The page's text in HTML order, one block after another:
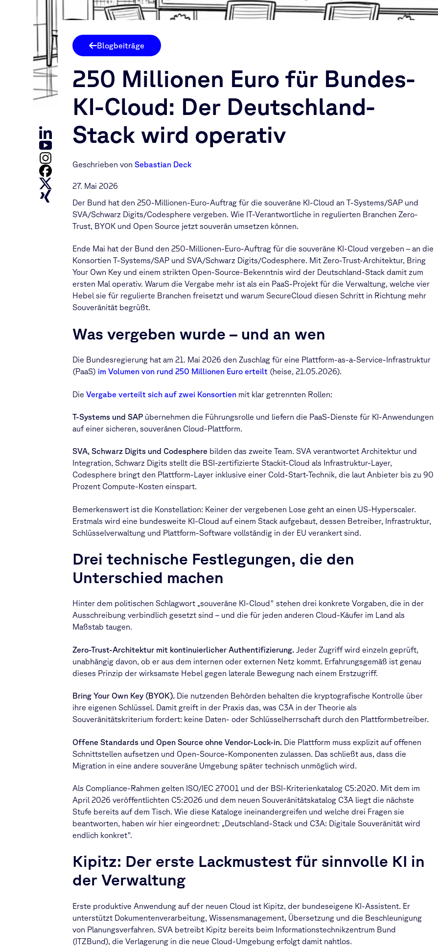
Blogbeiträge
250 Millionen Euro für Bundes-
KI-Cloud: Der Deutschland-
Stack wird operativ
Geschrieben von Sebastian Deck
27. Mai 2026
Der Bund hat den 250-Millionen-Euro-Auftrag für die souveräne KI-Cloud an T-Systems/SAP und
SVA/Schwarz Digits/Codesphere vergeben. Wie IT-Verantwortliche in regulierten Branchen Zero-
Trust, BYOK und Open Source jetzt souverän umsetzen können.
Ende Mai hat der Bund den 250-Millionen-Euro-Auftrag für die souveräne KI-Cloud vergeben – an die
Konsortien T-Systems/SAP und SVA/Schwarz Digits/Codesphere. Mit Zero-Trust-Architektur, Bring
Your Own Key und einem strikten Open-Source-Bekenntnis wird der Deutschland-Stack damit zum
ersten Mal operativ. Warum die Vergabe mehr ist als ein PaaS-Projekt für die Verwaltung, welche vier
Hebel sie für regulierte Branchen freisetzt und warum SecureCloud diesen Schritt in Richtung mehr
Souveränität begrüßt.
Was vergeben wurde – und an wen
Die Bundesregierung hat am 21. Mai 2026 den Zuschlag für eine Plattform-as-a-Service-Infrastruktur
(PaaS) im Volumen von rund 250 Millionen Euro erteilt (heise, 21.05.2026).
Die Vergabe verteilt sich auf zwei Konsortien mit klar getrennten Rollen:
T-Systems und SAP übernehmen die Führungsrolle und liefern die PaaS-Dienste für KI-Anwendungen
auf einer sicheren, souveränen Cloud-Plattform.
SVA, Schwarz Digits und Codesphere bilden das zweite Team. SVA verantwortet Architektur und
Integration, Schwarz Digits stellt die BSI-zertifizierte Stackit-Cloud als Infrastruktur-Layer,
Codesphere bringt den Plattform-Layer inklusive einer Cold-Start-Technik, die laut Anbieter bis zu 90
Prozent Compute-Kosten einspart.
Bemerkenswert ist die Konstellation: Keiner der vergebenen Lose geht an einen US-Hyperscaler.
Erstmals wird eine bundesweite KI-Cloud auf einem Stack aufgebaut, dessen Betreiber, Infrastruktur,
Schlüsselverwaltung und Plattform-Software vollständig in der EU verankert sind.
Drei technische Festlegungen, die den
Unterschied machen
Hinter dem politischen Schlagwort „souveräne KI-Cloud" stehen drei konkrete Vorgaben, die in der
Ausschreibung verbindlich gesetzt sind – und die für jeden anderen Cloud-Käufer im Land als
Maßstab taugen.
Zero-Trust-Architektur mit kontinuierlicher Authentifizierung. Jeder Zugriff wird einzeln geprüft,
unabhängig davon, ob er aus dem internen oder externen Netz kommt. Erfahrungsgemäß ist genau
dieses Prinzip der wirksamste Hebel gegen laterale Bewegung nach einem Erstzugriff.
Bring Your Own Key (BYOK). Die nutzenden Behörden behalten die kryptografische Kontrolle über
ihre eigenen Schlüssel. Damit greift in der Praxis das, was C3A in der Theorie als
Souveränitätskriterium fordert: keine Daten- oder Schlüsselherrschaft durch den Plattformbetreiber.
Offene Standards und Open Source ohne Vendor-Lock-in. Die Plattform muss explizit auf offenen
Schnittstellen aufsetzen und Open-Source-Komponenten zulassen. Das schließt aus, dass die
Migration in eine andere souveräne Umgebung später technisch unmöglich wird.
Als Compliance-Rahmen gelten ISO/IEC 27001 und der BSI-Kriterienkatalog C5:2020. Mit dem im
April 2026 veröffentlichten C5:2026 und dem neuen Souveränitätskatalog C3A liegt die nächste
Stufe bereits auf dem Tisch. Wie diese Kataloge ineinandergreifen und welche drei Fragen sie
beantworten, haben wir hier eingeordnet: „Deutschland-Stack und C3A: Digitale Souveränität wird
endlich konkret".
Kipitz: Der erste Lackmustest für sinnvolle KI in
der Verwaltung
Erste produktive Anwendung auf der neuen Cloud ist Kipitz, der bundeseigene KI-Assistent. Er
unterstützt Dokumentenverarbeitung, Wissensmanagement, Übersetzung und die Beschleunigung
von Planungsverfahren. SVA betreibt Kipitz bereits beim Informationstechnikzentrum Bund
(ITZBund), die Verlagerung in die neue Cloud-Umgebung erfolgt damit nahtlos.